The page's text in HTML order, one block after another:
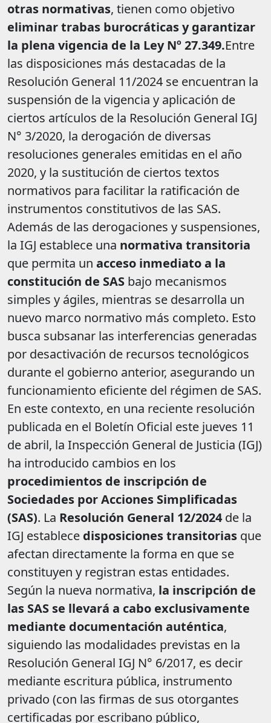
otras normativas, tienen como objetivo
eliminar trabas burocráticas y garantizar
la plena vigencia de la Ley Nº 27.349.Entre
las disposiciones más destacadas de la
Resolución General 11/2024 se encuentran la
suspensión de la vigencia y aplicación de
ciertos artículos de la Resolución General IGJ
N° 3/2020, la derogación de diversas
resoluciones generales emitidas en el año
2020, y la sustitución de ciertos textos
normativos para facilitar la ratificación de
instrumentos constitutivos de las SAS.
Además de las derogaciones y suspensiones,
la IGJ establece una normativa transitoria
que permita un acceso inmediato a la
constitución de SAS bajo mecanismos
simples y ágiles, mientras se desarrolla un
nuevo marco normativo más completo. Esto
busca subsanar las interferencias generadas
por desactivación de recursos tecnológicos
durante el gobierno anterior, asegurando un
funcionamiento eficiente del régimen de SAS.
En este contexto, en una reciente resolución
publicada en el Boletín Oficial este jueves 11
de abril, la Inspección General de Justicia (IGJ)
ha introducido cambios en los
procedimientos de inscripción de
Sociedades por Acciones Simplificadas
(SAS). La Resolución General 12/2024 de la
IGJ establece disposiciones transitorias que
afectan directamente la forma en que se
constituyen y registran estas entidades.
Según la nueva normativa, la inscripción de
las SAS se llevará a cabo exclusivamente
mediante documentación auténtica,
siguiendo las modalidades previstas en la
Resolución General IGJ N° 6/2017, es decir
mediante escritura pública, instrumento
privado (con las firmas de sus otorgantes
certificadas por escribano público,